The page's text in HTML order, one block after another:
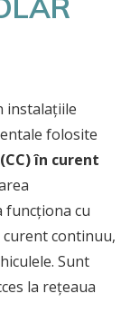
instalațiile
folosite
în curent
funcționa cu
continuu,
Sunt
la rețeaua